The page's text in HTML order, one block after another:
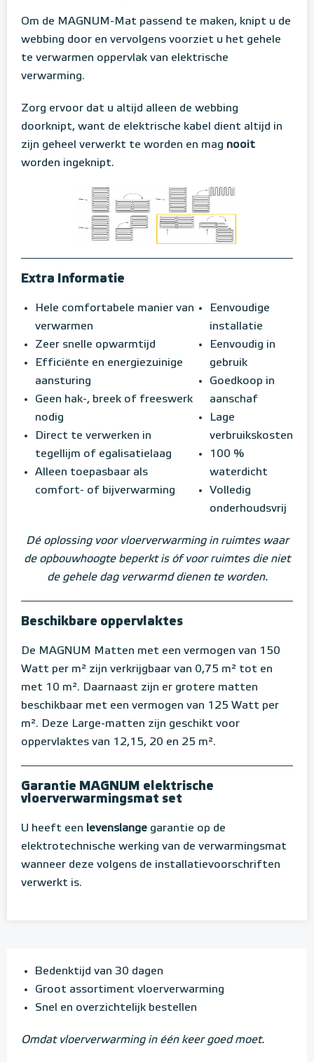
Om de MAGNUM-Mat passend te maken, knipt u de
webbing door en vervolgens voorziet u het gehele
te verwarmen oppervlak van elektrische
verwarming.
Zorg ervoor dat u altijd alleen de webbing
doorknipt, want de elektrische kabel dient altijd in
zijn geheel verwerkt te worden en mag nooit
worden ingeknipt.
Extra Informatie
Hele comfortabele manier van
verwarmen
Zeer snelle opwarmtijd
Efficiënte en energiezuinige
aansturing
Geen hak-, breek of freeswerk
nodig
Direct te verwerken in
tegellijm of egalisatielaag
Alleen toepasbaar als
comfort- of bijverwarming
Eenvoudige
installatie
Eenvoudig in
gebruik
Goedkoop in
aanschaf
Lage
verbruikskosten
100 %
waterdicht
Volledig
onderhoudsvrij
Dé oplossing voor vloerverwarming in ruimtes waar
de opbouwhoogte beperkt is óf voor ruimtes die niet
de gehele dag verwarmd dienen te worden.
Beschikbare oppervlaktes
De MAGNUM Matten met een vermogen van 150
Watt per m² zijn verkrijgbaar van 0,75 m² tot en
met 10 m². Daarnaast zijn er grotere matten
beschikbaar met een vermogen van 125 Watt per
m². Deze Large-matten zijn geschikt voor
oppervlaktes van 12,15, 20 en 25 m².
Garantie MAGNUM elektrische
vloerverwarmingsmat set
U heeft een levenslange garantie op de
elektrotechnische werking van de verwarmingsmat
wanneer deze volgens de installatievoorschriften
verwerkt is.
Bedenktijd van 30 dagen
Groot assortiment vloerverwarming
Snel en overzichtelijk bestellen
Omdat vloerverwarming in één keer goed moet.